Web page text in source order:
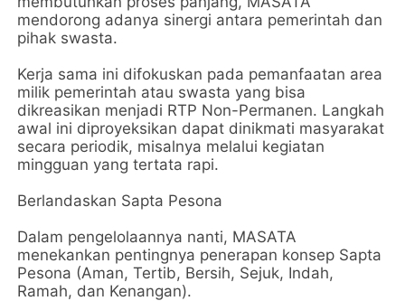
mendorong adanya sinergi antara pemerintah dan
pihak swasta.
​Kerja sama ini difokuskan pada pemanfaatan area
milik pemerintah atau swasta yang bisa
dikreasikan menjadi RTP Non-Permanen. Langkah
awal ini diproyeksikan dapat dinikmati masyarakat
secara periodik, misalnya melalui kegiatan
mingguan yang tertata rapi.
​Berlandaskan Sapta Pesona
​Dalam pengelolaannya nanti, MASATA
menekankan pentingnya penerapan konsep Sapta
Pesona (Aman, Tertib, Bersih, Sejuk, Indah,
Ramah, dan Kenangan).